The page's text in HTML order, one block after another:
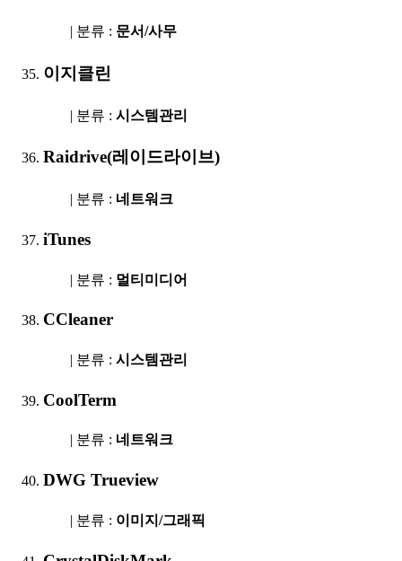
| 분류 : 문서/사무
이지클린
| 분류 : 시스템관리
Raidrive(레이드라이브)
| 분류 : 네트워크
iTunes
| 분류 : 멀티미디어
CCleaner
| 분류 : 시스템관리
CoolTerm
| 분류 : 네트워크
DWG Trueview
| 분류 : 이미지/그래픽